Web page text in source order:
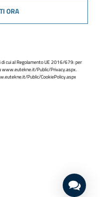
ORA
cui al Regolamento UE 2016/679: per
www.eutekne.it/Public/Privacy.aspx.
Public/CookiePolicy.aspx